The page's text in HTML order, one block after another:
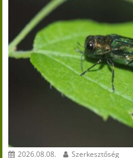
2026.08.08. Szerkesztőség